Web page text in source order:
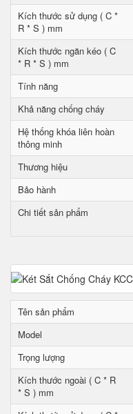
Kích thước sử dụng ( C *
R * S ) mm
Kích thước ngăn kéo ( C
* R * S ) mm
Tính năng
Khả năng chống cháy
Hệ thống khóa liên hoàn
thông minh
Thương hiệu
Bảo hành
Chi tiết sản phẩm
Tên sản phẩm
Model
Trọng lượng
Kích thước ngoài ( C * R
* S ) mm